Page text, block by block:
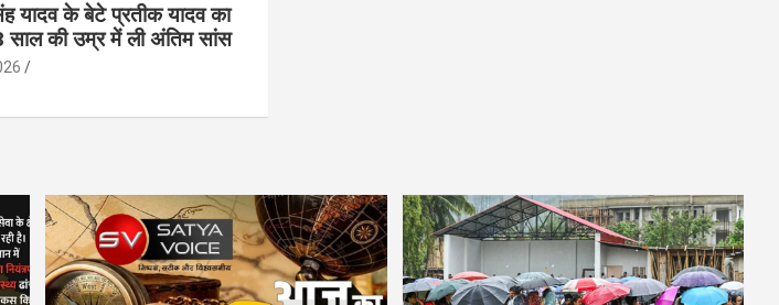
यादव के बेटे प्रतीक यादव का
साल की उम्र में ली अंतिम सांस